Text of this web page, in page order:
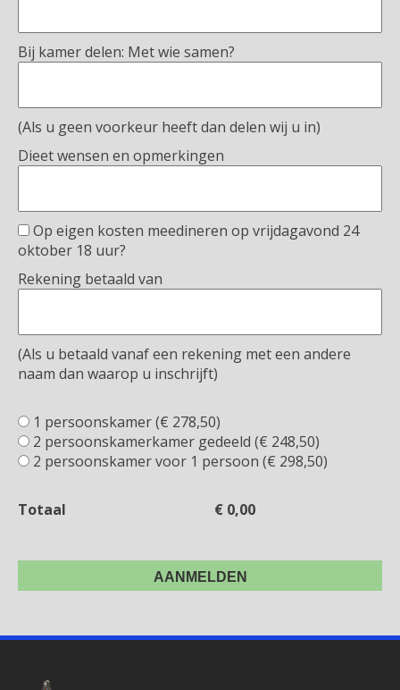
Bij kamer delen: Met wie samen?
(Als u geen voorkeur heeft dan delen wij u in)
Dieet wensen en opmerkingen
Op eigen kosten meedineren op vrijdagavond 24
oktober 18 uur?
Rekening betaald van
(Als u betaald vanaf een rekening met een andere
naam dan waarop u inschrijft)
1 persoonskamer (€ 278,50)
2 persoonskamerkamer gedeeld (€ 248,50)
2 persoonskamer voor 1 persoon (€ 298,50)
Totaal € 0,00
AANMELDEN